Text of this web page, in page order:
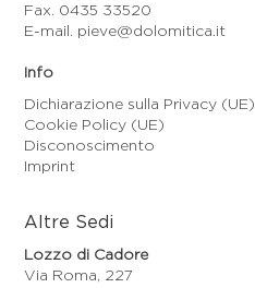
Fax. 0435 33520
E-mail. pieve@dolomitica.it
Info
Dichiarazione sulla Privacy (UE)
Cookie Policy (UE)
Disconoscimento
Imprint
Altre Sedi
Lozzo di Cadore
Via Roma, 227